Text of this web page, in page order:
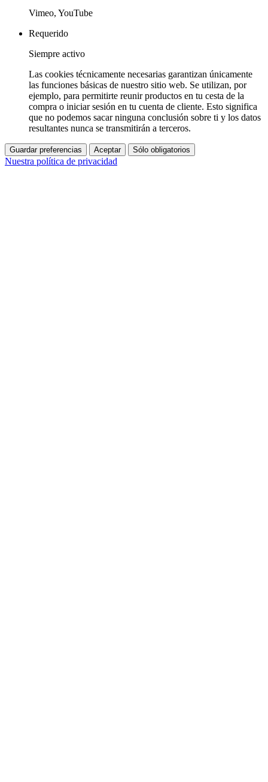
Vimeo, YouTube
Requerido
Siempre activo
Las cookies técnicamente necesarias garantizan únicamente
las funciones básicas de nuestro sitio web. Se utilizan, por
ejemplo, para permitirte reunir productos en tu cesta de la
compra o iniciar sesión en tu cuenta de cliente. Esto significa
que no podemos sacar ninguna conclusión sobre ti y los datos
resultantes nunca se transmitirán a terceros.
Guardar preferencias Aceptar Sólo obligatorios
Nuestra política de privacidad